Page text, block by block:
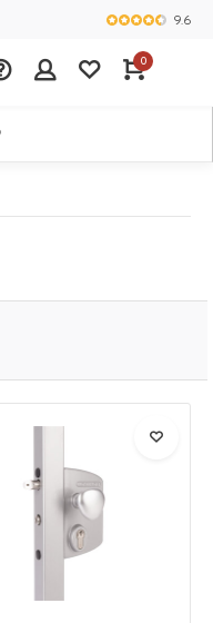
Grootste
9.6
0